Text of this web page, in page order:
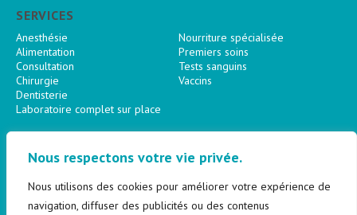
Nous respectons votre vie privée.
Nous utilisons des cookies pour améliorer votre expérience de
navigation, diffuser des publicités ou des contenus
SERVICES
Anesthésie
Alimentation
Consultation
Chirurgie
Dentisterie
Laboratoire complet sur place
Nourriture spécialisée
Premiers soins
Tests sanguins
Vaccins
SUIVEZ-NOUS